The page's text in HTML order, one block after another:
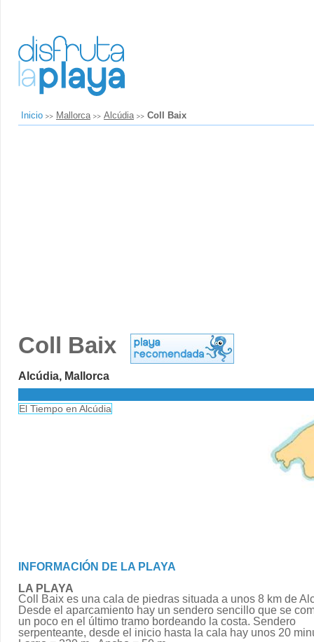
Inicio Mallorca Alcúdia Coll Baix
Coll Baix
Alcúdia, Mallorca
El Tiempo en Alcúdia
INFORMACIÓN DE LA PLAYA
LA PLAYA
Coll Baix es una cala de piedras situada a unos 8 km de
Desde el aparcamiento hay un sendero sencillo que se
un poco en el último tramo bordeando la costa. Sendero
serpenteante, desde el inicio hasta la cala hay unos 20